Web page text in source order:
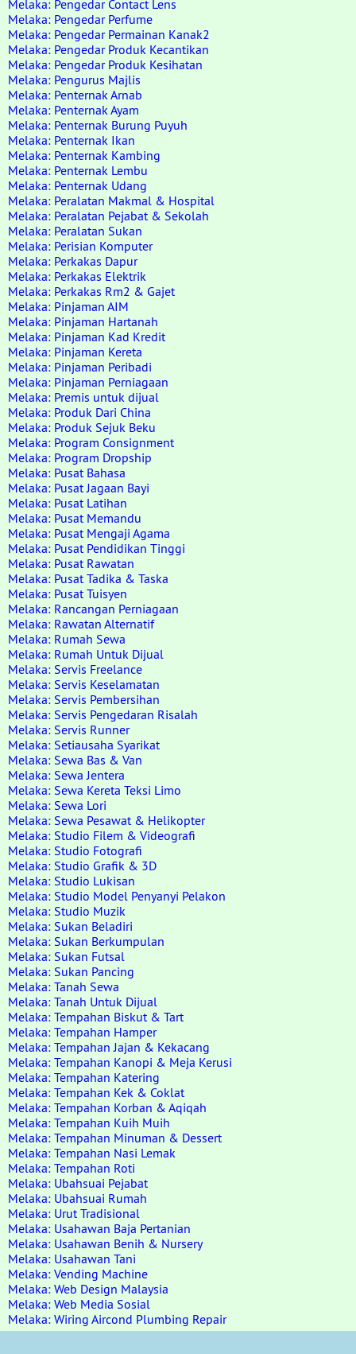
Melaka: Pengedar Contact Lens
Melaka: Pengedar Perfume
Melaka: Pengedar Permainan Kanak2
Melaka: Pengedar Produk Kecantikan
Melaka: Pengedar Produk Kesihatan
Melaka: Pengurus Majlis
Melaka: Penternak Arnab
Melaka: Penternak Ayam
Melaka: Penternak Burung Puyuh
Melaka: Penternak Ikan
Melaka: Penternak Kambing
Melaka: Penternak Lembu
Melaka: Penternak Udang
Melaka: Peralatan Makmal & Hospital
Melaka: Peralatan Pejabat & Sekolah
Melaka: Peralatan Sukan
Melaka: Perisian Komputer
Melaka: Perkakas Dapur
Melaka: Perkakas Elektrik
Melaka: Perkakas Rm2 & Gajet
Melaka: Pinjaman AIM
Melaka: Pinjaman Hartanah
Melaka: Pinjaman Kad Kredit
Melaka: Pinjaman Kereta
Melaka: Pinjaman Peribadi
Melaka: Pinjaman Perniagaan
Melaka: Premis untuk dijual
Melaka: Produk Dari China
Melaka: Produk Sejuk Beku
Melaka: Program Consignment
Melaka: Program Dropship
Melaka: Pusat Bahasa
Melaka: Pusat Jagaan Bayi
Melaka: Pusat Latihan
Melaka: Pusat Memandu
Melaka: Pusat Mengaji Agama
Melaka: Pusat Pendidikan Tinggi
Melaka: Pusat Rawatan
Melaka: Pusat Tadika & Taska
Melaka: Pusat Tuisyen
Melaka: Rancangan Perniagaan
Melaka: Rawatan Alternatif
Melaka: Rumah Sewa
Melaka: Rumah Untuk Dijual
Melaka: Servis Freelance
Melaka: Servis Keselamatan
Melaka: Servis Pembersihan
Melaka: Servis Pengedaran Risalah
Melaka: Servis Runner
Melaka: Setiausaha Syarikat
Melaka: Sewa Bas & Van
Melaka: Sewa Jentera
Melaka: Sewa Kereta Teksi Limo
Melaka: Sewa Lori
Melaka: Sewa Pesawat & Helikopter
Melaka: Studio Filem & Videografi
Melaka: Studio Fotografi
Melaka: Studio Grafik & 3D
Melaka: Studio Lukisan
Melaka: Studio Model Penyanyi Pelakon
Melaka: Studio Muzik
Melaka: Sukan Beladiri
Melaka: Sukan Berkumpulan
Melaka: Sukan Futsal
Melaka: Sukan Pancing
Melaka: Tanah Sewa
Melaka: Tanah Untuk Dijual
Melaka: Tempahan Biskut & Tart
Melaka: Tempahan Hamper
Melaka: Tempahan Jajan & Kekacang
Melaka: Tempahan Kanopi & Meja Kerusi
Melaka: Tempahan Katering
Melaka: Tempahan Kek & Coklat
Melaka: Tempahan Korban & Aqiqah
Melaka: Tempahan Kuih Muih
Melaka: Tempahan Minuman & Dessert
Melaka: Tempahan Nasi Lemak
Melaka: Tempahan Roti
Melaka: Ubahsuai Pejabat
Melaka: Ubahsuai Rumah
Melaka: Urut Tradisional
Melaka: Usahawan Baja Pertanian
Melaka: Usahawan Benih & Nursery
Melaka: Usahawan Tani
Melaka: Vending Machine
Melaka: Web Design Malaysia
Melaka: Web Media Sosial
Melaka: Wiring Aircond Plumbing Repair